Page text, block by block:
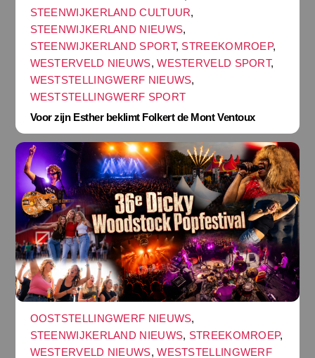
STEENWIJKERLAND CULTUUR,
STEENWIJKERLAND NIEUWS,
STEENWIJKERLAND SPORT, STREEKOMROEP,
WESTERVELD NIEUWS,WESTERVELD SPORT,
WESTSTELLINGWERF NIEUWS,
WESTSTELLINGWERF SPORT
Voor zijn Esther beklimt Folkert de Mont Ventoux
OOSTSTELLINGWERF NIEUWS,
STEENWIJKERLAND NIEUWS, STREEKOMROEP,
WESTERVELD NIEUWS,WESTSTELLINGWERF